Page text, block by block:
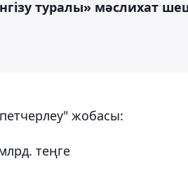
туралы» мәслихат
жобасы:
теңге